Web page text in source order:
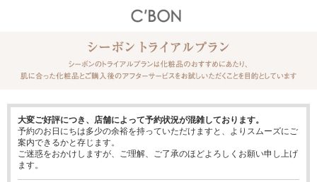
大変ご好評につき、店舗によって予約状況が混雑しております。
予約のお日にちは多少の余裕を持っていただけますと、よりスムーズにご
案内できるかと存じます。
ご迷惑をおかけしますが、ご理解、ご了承のほどよろしくお願い申し上げ
ます。